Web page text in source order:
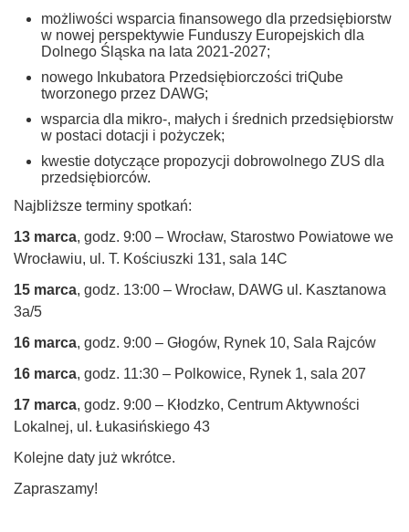
możliwości wsparcia finansowego dla przedsiębiorstw
w nowej perspektywie Funduszy Europejskich dla
Dolnego Śląska na lata 2021-2027;
nowego Inkubatora Przedsiębiorczości triQube
tworzonego przez DAWG;
wsparcia dla mikro-, małych i średnich przedsiębiorstw
w postaci dotacji i pożyczek;
kwestie dotyczące propozycji dobrowolnego ZUS dla
przedsiębiorców.
Najbliższe terminy spotkań:
13 marca, godz. 9:00 – Wrocław, Starostwo Powiatowe we
Wrocławiu, ul. T. Kościuszki 131, sala 14C
15 marca, godz. 13:00 – Wrocław, DAWG ul. Kasztanowa
3a/5
16 marca, godz. 9:00 – Głogów, Rynek 10, Sala Rajców
16 marca, godz. 11:30 – Polkowice, Rynek 1, sala 207
17 marca, godz. 9:00 – Kłodzko, Centrum Aktywności
Lokalnej, ul. Łukasińskiego 43
Kolejne daty już wkrótce.
Zapraszamy!